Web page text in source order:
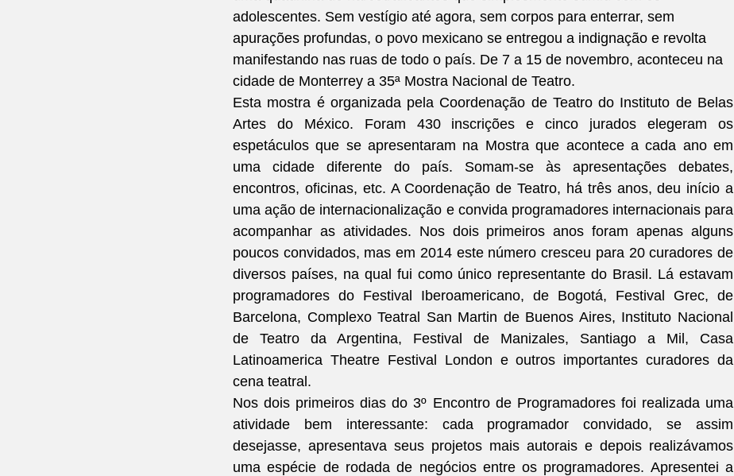
adolescentes. Sem vestígio até agora, sem corpos para enterrar, sem
apurações profundas, o povo mexicano se entregou a indignação e revolta
manifestando nas ruas de todo o país. De 7 a 15 de novembro, aconteceu na
cidade de Monterrey a 35ª Mostra Nacional de Teatro.
Esta mostra é organizada pela Coordenação de Teatro do Instituto de Belas
Artes do México. Foram 430 inscrições e cinco jurados elegeram os
espetáculos que se apresentaram na Mostra que acontece a cada ano em
uma cidade diferente do país. Somam-se às apresentações debates,
encontros, oficinas, etc. A Coordenação de Teatro, há três anos, deu início a
uma ação de internacionalização e convida programadores internacionais para
acompanhar as atividades. Nos dois primeiros anos foram apenas alguns
poucos convidados, mas em 2014 este número cresceu para 20 curadores de
diversos países, na qual fui como único representante do Brasil. Lá estavam
programadores do Festival Iberoamericano, de Bogotá, Festival Grec, de
Barcelona, Complexo Teatral San Martin de Buenos Aires, Instituto Nacional
de Teatro da Argentina, Festival de Manizales, Santiago a Mil, Casa
Latinoamerica Theatre Festival London e outros importantes curadores da
cena teatral.
Nos dois primeiros dias do 3º Encontro de Programadores foi realizada uma
atividade bem interessante: cada programador convidado, se assim
desejasse, apresentava seus projetos mais autorais e depois realizávamos
uma espécie de rodada de negócios entre os programadores. Apresentei a